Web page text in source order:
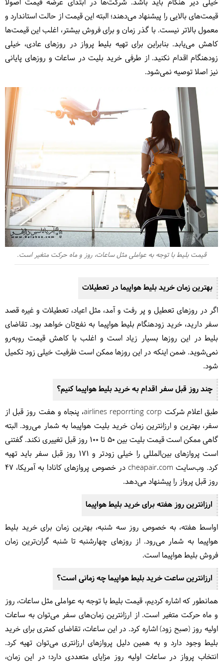
خیلی دیر هنگام باید باشد. شرکت‌ها در ابتدای عرضه قیمت اصولا
قیمت‌های بالایی را پیشنهاد می‌دهند؛ البته این قیمت از حالت استاندارد و
معمول بالاتر نیست. با گذر زمان و برای فروش بیشتر، اغلب این قیمت‌ها
کاهش می‌یابد. بنابراین برای تهیه بلیط پرواز در روزهای عادی، خیلی
زودهنگام اقدام نکنید. از طرفی خرید بلیت در ساعات و روزهای پایانی
نیز اصلا توصیه نمی‌شود.
قیمت بلیط با توجه به عواملی مثل ساعات، روز و ماه حرکت متغیر است.
بهترین زمان خرید بلیط هواپیما در تعطیلات
اگر در روزهای تعطیل و پر رفت و آمد، مثل اعیاد، تعطیلات و غیره قصد
سفر دارید، خرید زودهنگام بلیط هواپیما به نفع‌تان خواهد بود. تقاضای
بلیط در این روزها بسیار زیاد است و اغلب با کاهش قیمت روبه‌رو
نمی‌شوید. ضمن اینکه در این روزها ممکن است ظرفیت خیلی زود تکمیل
شود.
چند روز قبل سفر اقدام به خرید بلیط هواپیما کنیم؟
طبق اعلام شرکت airlines reporrting corp، پنجاه و هفت روز قبل از
سفر، بهترین و ارزانترین زمان خرید بلیت هواپیما به شمار می‌رود. البته
گاهی ممکن است قیمت بلیت بین 50 تا 100 روز قبل تغییری نکند. گفتنی
است پروازهای بین‌المللی را خیلی زودتر و 171 روز قبل سفر باید تهیه
کرد. وب‌سایت cheapair.com در خصوص پروازهای کانادا به آمریکا، 47
روز قبل پرواز را پیشنهاد می‌دهد.
ارزانترین روز هفته برای خرید بلیط هواپیما
اواسط هفته، به خصوص روز سه شنبه، بهترین زمان برای خرید بلیط
هواپیما به شمار می‌رود. از روزهای چهارشنبه تا شنبه گران‌ترین زمان
فروش بلیط هواپیما است.
ارزانترین ساعت خرید بلیط هواپیما چه زمانی است؟
همانطور که اشاره کردیم، قیمت بلیط با توجه به عواملی مثل ساعات، روز
و ماه حرکت متغیر است. از ارزانترین زمان‌های سفر می‌توان به ساعات
اولیه روز (صبح زود) اشاره کرد. در این ساعات، تقاضای کمتری برای خرید
بلیط وجود دارد و به همین دلیل پروازهای ارزانتری می‌توان تهیه کرد.
انتخاب پرواز در ساعات اولیه روز مزایای متعددی دارد؛ در این زمان،